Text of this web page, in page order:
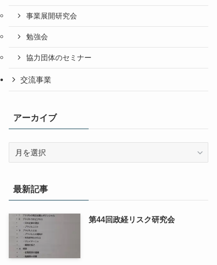
事業展開研究会
勉強会
協力団体のセミナー
交流事業
アーカイブ
イ
最新記事
第44回政経リスク研究会